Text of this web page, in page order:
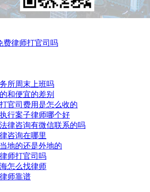
费律师打官司吗
所周末上班吗
和便宜的差别
官司费用是怎么收的
行案子律师哪个好
律咨询有微信联系的吗
咨询在哪里
地的还是外地的
师打官司吗
怎么找律师
师靠谱